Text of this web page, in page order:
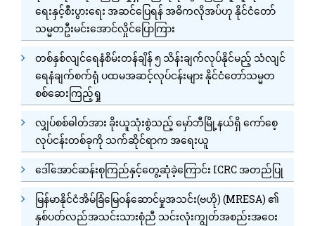
ရေးနှင့်စီးပွားရေး အဆင်ပြေရန် အဓိကလိုအပ်ဟု နိုင်ငံတော်
သမ္မတဦးမင်းအောင်လှိုင်ပြောကြား
တစ်နှစ်လျင်ရေနံစိမ်းတန်ချိန် ၅ သိန်းချက်လုပ်နိုင်မည့် သံလျင်
ရေနံချက်စက်ရုံ ပထမအဆင့်လုပ်ငန်းများ နိုင်ငံတော်သမ္မတ
စစ်ဆေးကြည့်ရှု
လျှပ်စစ်ဓါတ်အား ခိုးယူသုံးစွဲသည့် မှော်ဘီမြို့နယ်ရှိ ကော်စေ့
လုပ်ငန်းတစ်ခုကို သက်ဆိုင်ရာက အရေးယူ
ဒေါ်အောင်ဆန်းစုကြည်နှင့်တွေ့ဆုံခဲ့ကြောင်း ICRC အတည်ပြု
မြန်မာနိုင်ငံအိမ်ခြံမြေဝန်ဆောင်မှုအသင်း(ဗဟို) (MRESA) ၏
နှစ်ပတ်လည်အသင်းသားစုံညီ သင်းလုံးကျွတ်အစည်းအဝေး